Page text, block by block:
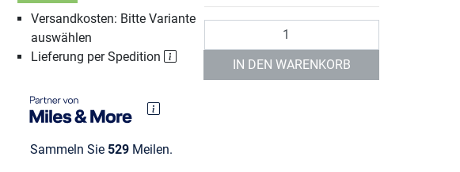
Versandkosten: Bitte Variante
auswählen
Lieferung per Spedition
Sammeln Sie 529Meilen.
IN DEN WARENKORB